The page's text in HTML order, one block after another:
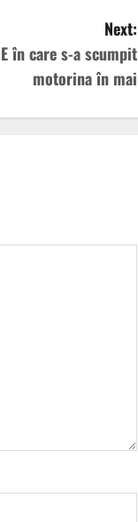
Next:
în care s-a scumpit
motorina în mai